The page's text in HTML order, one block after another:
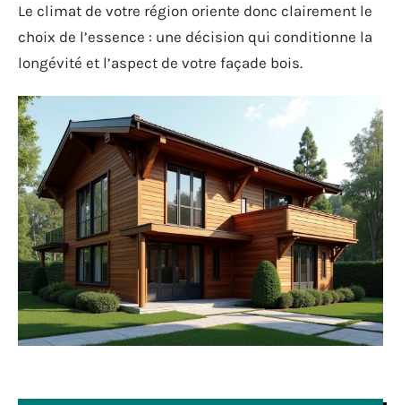
Le climat de votre région oriente donc clairement le
choix de l’essence : une décision qui conditionne la
longévité et l’aspect de votre façade bois.